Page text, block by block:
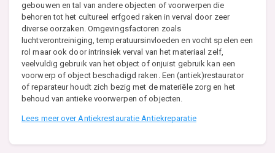
gebouwen en tal van andere objecten of voorwerpen die
behoren tot het cultureel erfgoed raken in verval door zeer
diverse oorzaken. Omgevingsfactoren zoals
luchtverontreiniging, temperatuursinvloeden en vocht spelen een
rol maar ook door intrinsiek verval van het materiaal zelf,
veelvuldig gebruik van het object of onjuist gebruik kan een
voorwerp of object beschadigd raken. Een (antiek)restaurator
of reparateur houdt zich bezig met de materiële zorg en het
behoud van antieke voorwerpen of objecten.
Lees meer over Antiekrestauratie Antiekreparatie